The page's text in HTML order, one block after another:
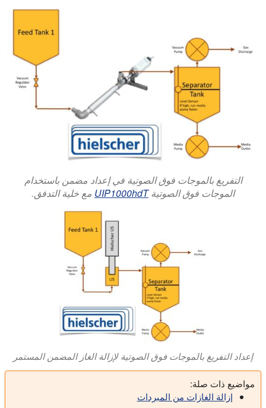
التفريغ بالموجات فوق الصوتية في إعداد مضمن باستخدام
الموجات فوق الصوتيةUIP1000hdT مع خلية التدفق.
إعداد التفريغ بالموجات فوق الصوتية لإزالة الغاز المضمن المستمر
مواضيع ذات صلة:
إزالة الغازات من المبردات